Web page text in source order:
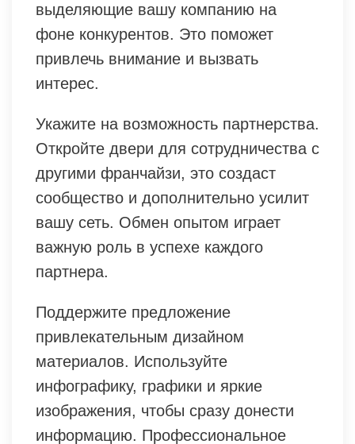
выделяющие вашу компанию на
фоне конкурентов. Это поможет
привлечь внимание и вызвать
интерес.
Укажите на возможность партнерства.
Откройте двери для сотрудничества с
другими франчайзи, это создаст
сообщество и дополнительно усилит
вашу сеть. Обмен опытом играет
важную роль в успехе каждого
партнера.
Поддержите предложение
привлекательным дизайном
материалов. Используйте
инфографику, графики и яркие
изображения, чтобы сразу донести
информацию. Профессиональное